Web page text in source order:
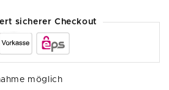
sicherer Checkout
möglich